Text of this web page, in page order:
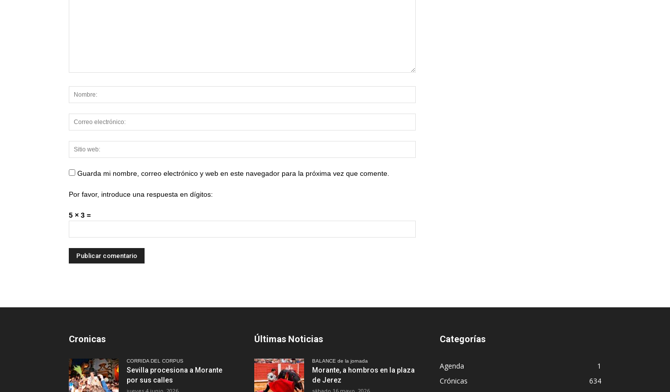
Guarda mi nombre, correo electrónico y web en este navegador para la próxima vez que comente.
Por favor, introduce una respuesta en dígitos:
5 × 3 =
Cronicas
CORRIDA DEL CORPUS
Sevilla procesiona a Morante
por sus calles
Últimas Noticias
BALANCE de la jornada
Morante, a hombros en la plaza
de Jerez
Categorías
Agenda
1
Crónicas
634